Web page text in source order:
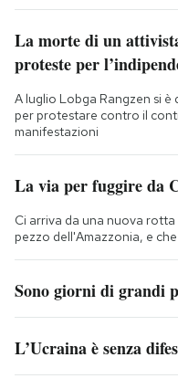
La morte di un
proteste per
A luglio Lobga Rangzen si
per protestare contro il
manifestazioni
La via per fuggire da
Ci arriva da una nuova
pezzo dell'Amazzonia, e
Sono giorni di grandi
L’Ucraina è senza